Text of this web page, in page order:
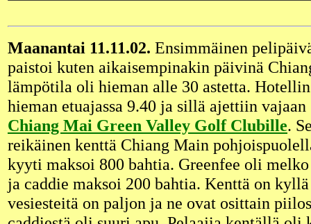
Maanantai 11.11.02. Ensimmäinen
paistoi kuten aikaisempinakin päivinä
lämpötila oli hieman alle 30 astetta.
hieman etuajassa 9.40 ja sillä ajettiin
Chiang Mai Green Valley Golf Clubille.
reikäinen kenttä Chiang Main
kyyti maksoi 800 bahtia. Greenfee oli
ja caddie maksoi 200 bahtia. Kenttä on
vesiesteitä on paljon ja ne ovat osittain